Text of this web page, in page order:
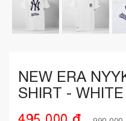
NEW ERA
SHIRT - WHITE